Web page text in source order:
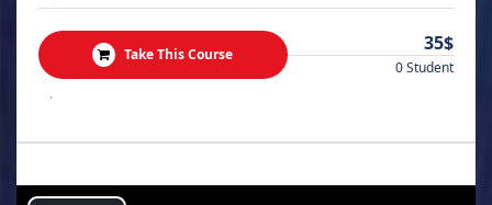
Take This Course 35$
0 Student
.